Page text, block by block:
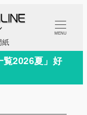
紙
MENU
覧2026夏」好